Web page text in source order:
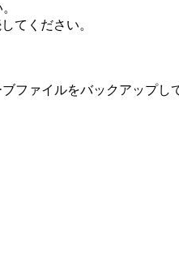
てください。
ファイルをバックアップし